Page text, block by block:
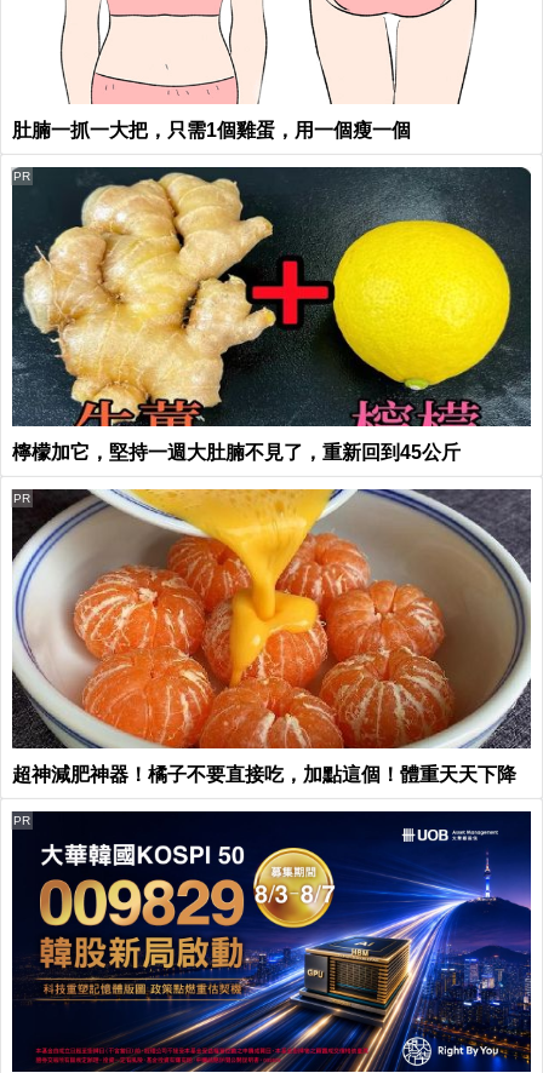
肚腩一抓一大把，只需1個雞蛋，用一個瘦一個
檸檬加它，堅持一週大肚腩不見了，重新回到45公斤
PR
超神減肥神器！橘子不要直接吃，加點這個！體重天天下降
PR
PR